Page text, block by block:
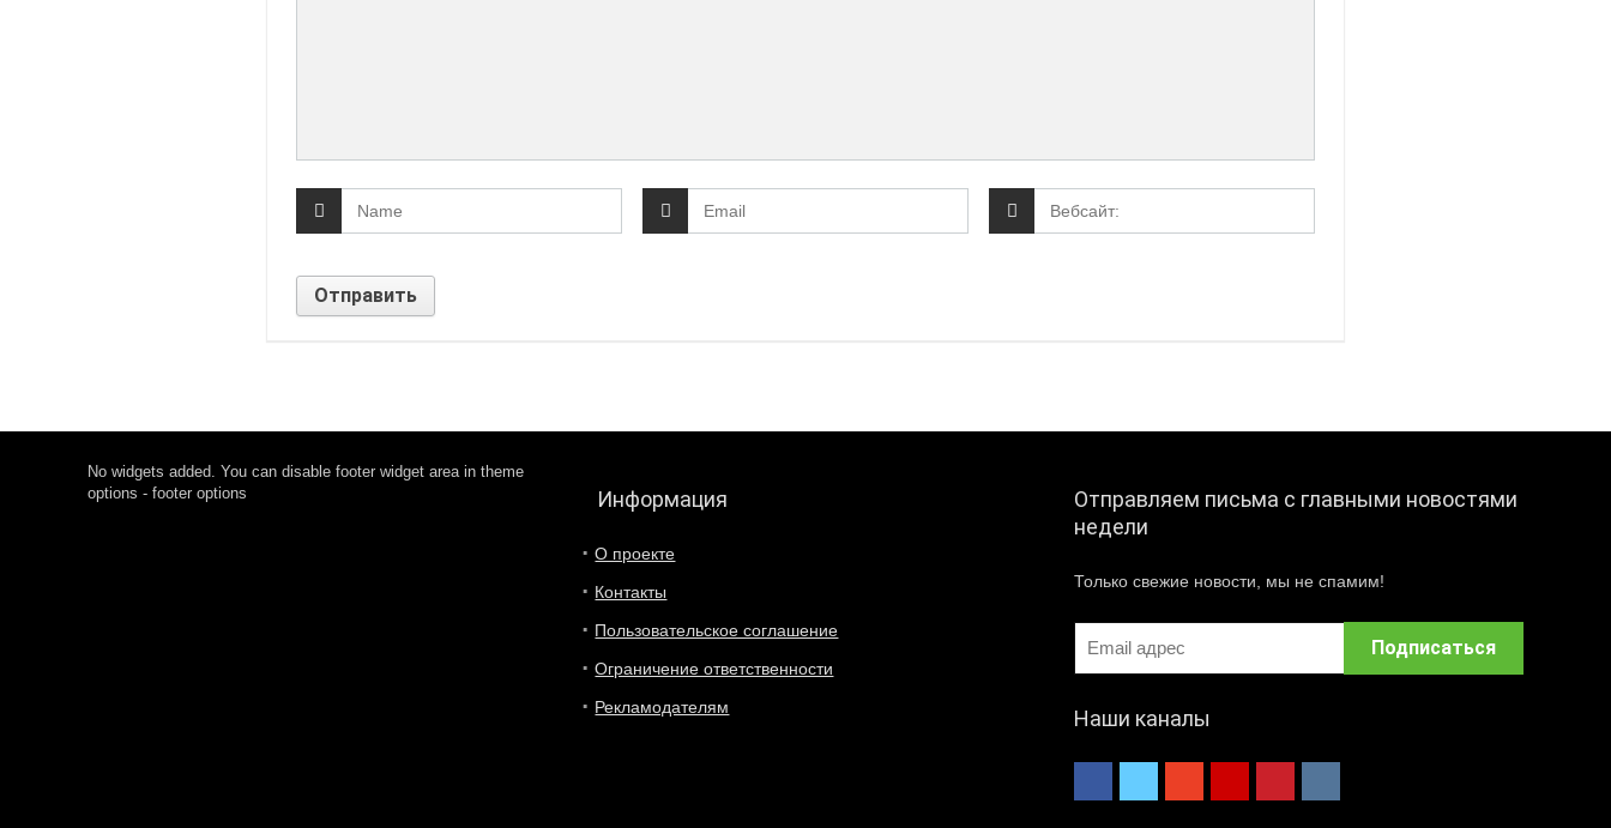
No widgets added. You can disable footer widget area in theme
options - footer options
Информация
О проекте
Контакты
Пользовательское соглашение
Ограничение ответственности
Рекламодателям
Отправляем письма с главными новостями
недели
Только свежие новости, мы не спамим!
Наши каналы